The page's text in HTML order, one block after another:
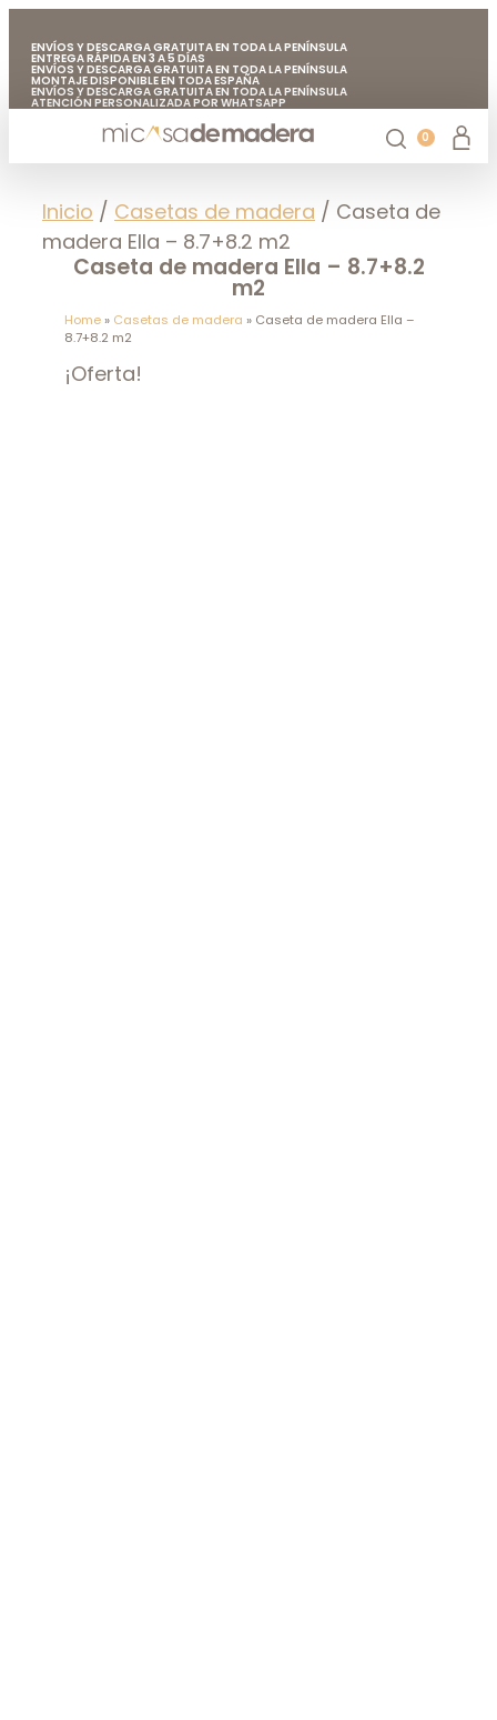
ENVÍOS Y DESCARGA GRATUITA EN TODA LA PENÍNSULA
ENTREGA RÁPIDA EN 3 A 5 DÍAS
ENVÍOS Y DESCARGA GRATUITA EN TODA LA PENÍNSULA
MONTAJE DISPONIBLE EN TODA ESPAÑA
ENVÍOS Y DESCARGA GRATUITA EN TODA LA PENÍNSULA
ATENCIÓN PERSONALIZADA POR WHATSAPP
FABRICADO EN EUROPA CON MADERA DE CALIDAD
ENVÍOS Y DESCARGA GRATUITA EN TODA LA PENÍNSULA
0
Inicio / Casetas de madera / Caseta de
madera Ella – 8.7+8.2 m2
Caseta de madera Ella – 8.7+8.2
m2
Home» Casetas de madera » Caseta de madera Ella –
8.7+8.2 m2
¡Oferta!